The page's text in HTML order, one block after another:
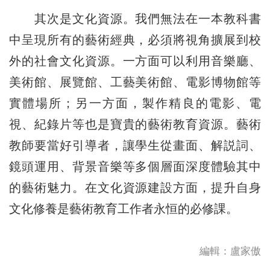
其次是文化資源。我們無法在一本教科書
中呈現所有的藝術經典，必須將視角擴展到校
外的社會文化資源。一方面可以利用音樂廳、
美術館、展覽館、工藝美術館、電影博物館等
實體場所；另一方面，製作精良的電影、電
視、紀錄片等也是寶貴的藝術教育資源。藝術
教師要當好引導者，讓學生從畫面、解説詞、
鏡頭運用、背景音樂等多個層面深度體驗其中
的藝術魅力。在文化資源建設方面，提升自身
文化修養是藝術教育工作者永恒的必修課。
編輯：盧家傲